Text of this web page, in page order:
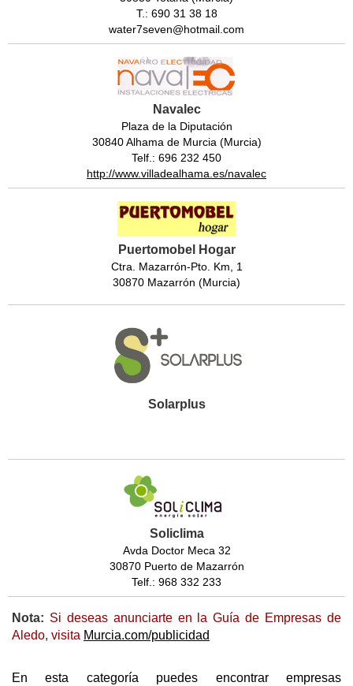
T.: 690 31 38 18
water7seven@hotmail.com
Navalec
Plaza de la Diputación
30840 Alhama de Murcia (Murcia)
Telf.: 696 232 450
http://www.villadealhama.es/navalec
Puertomobel Hogar
Ctra. Mazarrón-Pto. Km, 1
30870 Mazarrón (Murcia)
Solarplus
Soliclima
Avda Doctor Meca 32
30870 Puerto de Mazarrón
Telf.: 968 332 233
Nota: Si deseas anunciarte en la Guía de Empresas de
Aledo, visita Murcia.com/publicidad
En esta categoría puedes encontrar empresas